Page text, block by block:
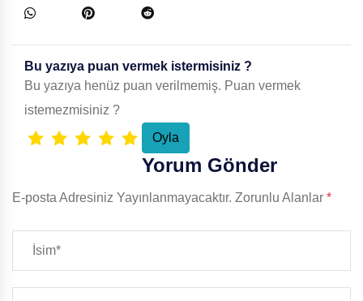
Bu yazıya puan vermek istermisiniz ?
Bu yazıya henüz puan verilmemiş. Puan vermek
istemezmisiniz ?
Yorum Gönder
E-posta Adresiniz Yayınlanmayacaktır. Zorunlu Alanlar *